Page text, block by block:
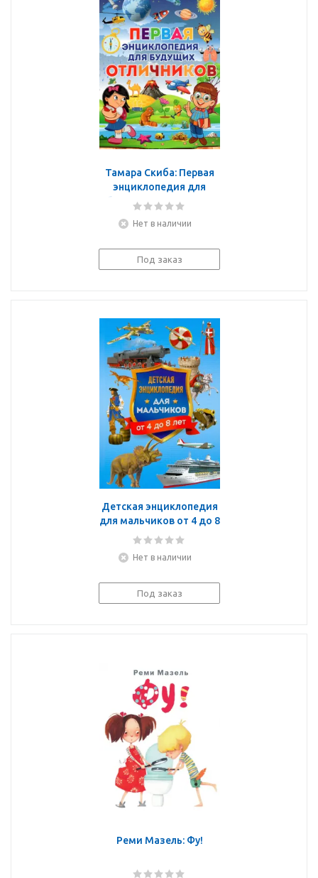
Тамара Скиба: Первая
энциклопедия для
будущих отличников
Нет в наличии
Под заказ
Детская энциклопедия
для мальчиков от 4 до 8
лет
Нет в наличии
Под заказ
Реми Мазель: Фу!